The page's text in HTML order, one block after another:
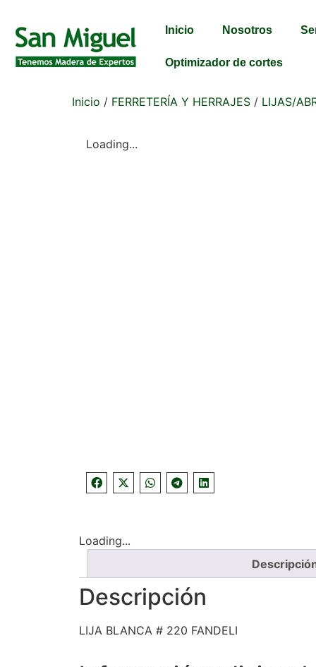
Inicio Nosotros
Optimizador de cortes
Inicio / FERRETERÍA Y HERRAJES / LIJAS/
Loading...
Loading...
Descripción
LIJA BLANCA # 220 FANDELI